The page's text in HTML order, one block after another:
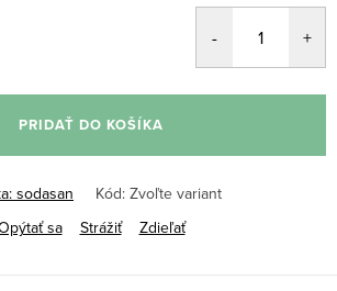
PRIDAŤ DO KOŠÍKA
sodasan Kód: Zvoľte variant
sa
Strážiť Zdieľať